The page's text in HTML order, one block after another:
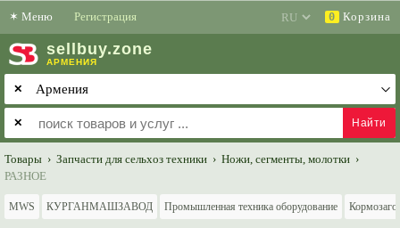
✶ Меню Регистрация 0 Корзина
sell buy.zone
АРМЕНИЯ
✕
✕
Товары › Запчасти для сельхоз техники › Ножи, сегменты, молотки ›
РАЗНОЕ
MWS КУРГАНМАШЗАВОД Промышленная техника оборудование